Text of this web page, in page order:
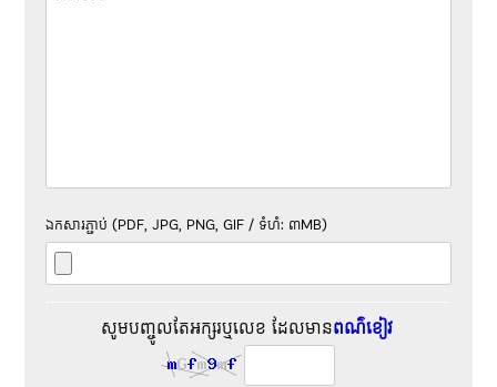
ឯកសារ​ភ្ជាប់ (PDF, JPG, PNG, GIF / ទំហំ: ៣MB)
សូម​បញ្ចូល​តែ​អក្សរ​ឬ​លេខ ដែល​មាន​ពណ៌ខៀវ